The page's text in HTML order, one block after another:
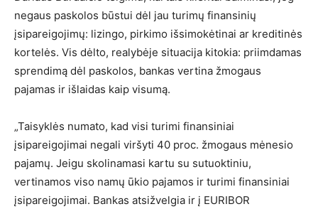
negaus paskolos būstui dėl jau turimų finansinių
įsipareigojimų: lizingo, pirkimo išsimokėtinai ar kreditinės
kortelės. Vis dėlto, realybėje situacija kitokia: priimdamas
sprendimą dėl paskolos, bankas vertina žmogaus
pajamas ir išlaidas kaip visumą.
„Taisyklės numato, kad visi turimi finansiniai
įsipareigojimai negali viršyti 40 proc. žmogaus mėnesio
pajamų. Jeigu skolinamasi kartu su sutuoktiniu,
vertinamos viso namų ūkio pajamos ir turimi finansiniai
įsipareigojimai. Bankas atsižvelgia ir į EURIBOR